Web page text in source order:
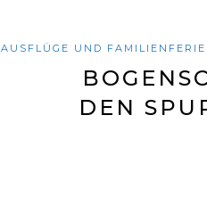
AUSFLÜGE UND
DEN